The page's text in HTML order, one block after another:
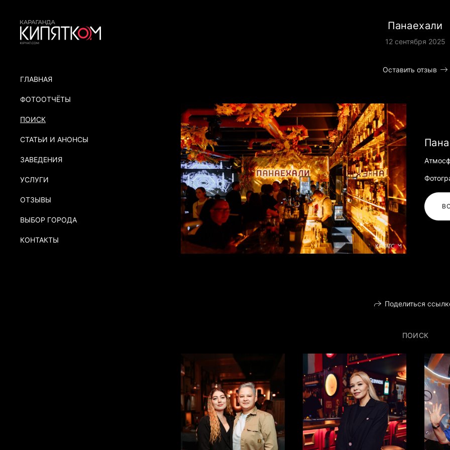
ГЛАВНАЯ
ФОТООТЧЁТЫ
ПОИСК
СТАТЬИ И АНОНСЫ
ЗАВЕДЕНИЯ
УСЛУГИ
ОТЗЫВЫ
ВЫБОР ГОРОДА
КОНТАКТЫ
Панаехали
12 сентября 2025
Оставить отзыв
Поделиться
ПОИСК